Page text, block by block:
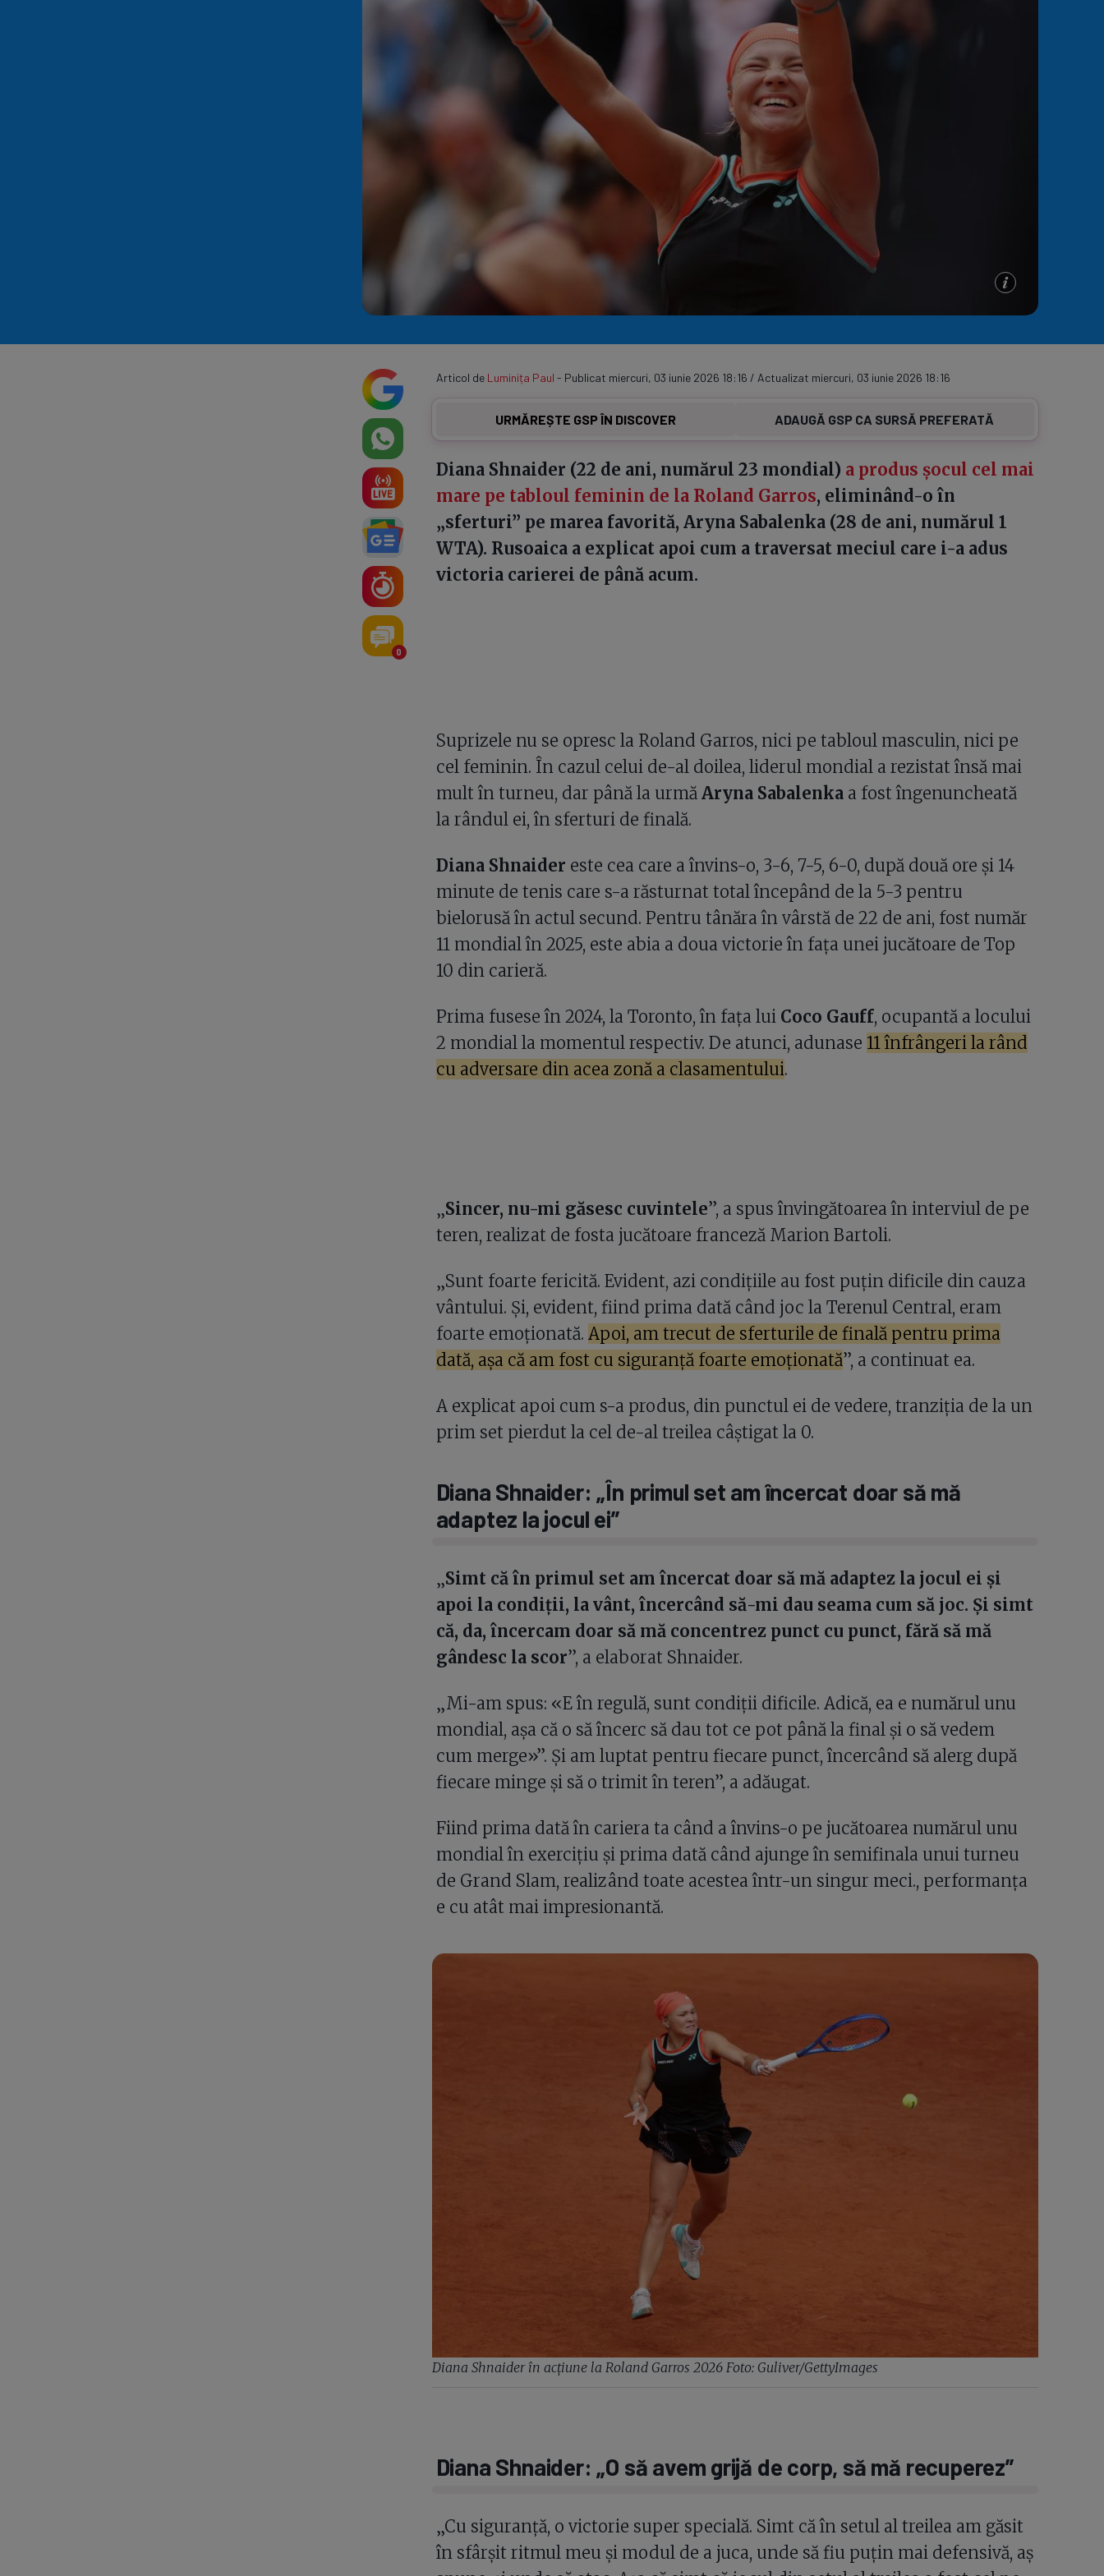
Serie A
Meciuri Clasament
Program TV
0
Articol de Luminița Paul - Publicat miercuri, 03 iunie 2026 18:16 / Actualizat miercuri, 03 iunie 2026 18:16
URMĂREȘTE GSP ÎN DISCOVER ADAUGĂ GSP CA SURSĂ PREFERATĂ
Diana Shnaider (22 de ani, numărul 23 mondial) a produs șocul cel mai
mare pe tabloul feminin de la Roland Garros, eliminând-o în
„sferturi” pe marea favorită, Aryna Sabalenka (28 de ani, numărul 1
WTA). Rusoaica a explicat apoi cum a traversat meciul care i-a adus
victoria carierei de până acum.
Suprizele nu se opresc la Roland Garros, nici pe tabloul masculin, nici pe
cel feminin. În cazul celui de-al doilea, liderul mondial a rezistat însă mai
mult în turneu, dar până la urmă Aryna Sabalenkaa fost îngenuncheată
la rândul ei, în sferturi de finală.
Diana Shnaider este cea care a învins-o, 3-6, 7-5, 6-0, după două ore și 14
minute de tenis care s-a răsturnat total începând de la 5-3 pentru
bielorusă în actul secund. Pentru tânăra în vârstă de 22 de ani, fost număr
11 mondial în 2025, este abia a doua victorie în fața unei jucătoare de Top
10 din carieră.
Prima fusese în 2024, la Toronto, în fața lui Coco Gauff, ocupantă a locului
2 mondial la momentul respectiv. De atunci, adunase 11 înfrângeri la rând
cu adversare din acea zonă a clasamentului.
„Sincer, nu-mi găsesc cuvintele”, a spus învingătoarea în interviul de pe
teren, realizat de fosta jucătoare franceză Marion Bartoli.
„Sunt foarte fericită. Evident, azi condițiile au fost puțin dificile din cauza
vântului. Și, evident, fiind prima dată când joc la Terenul Central, eram
foarte emoționată. Apoi, am trecut de sferturile de finală pentru prima
dată, așa că am fost cu siguranță foarte emoționată”, a continuat ea.
A explicat apoi cum s-a produs, din punctul ei de vedere, tranziția de la un
prim set pierdut la cel de-al treilea câștigat la 0.
Diana Shnaider: „În primul set am încercat doar să mă
adaptez la jocul ei”
„Simt că în primul set am încercat doar să mă adaptez la jocul ei și
apoi la condiții, la vânt, încercând să-mi dau seama cum să joc. Și simt
că, da, încercam doar să mă concentrez punct cu punct, fără să mă
gândesc la scor”, a elaborat Shnaider.
„Mi-am spus: «E în regulă, sunt condiții dificile. Adică, ea e numărul unu
mondial, așa că o să încerc să dau tot ce pot până la final și o să vedem
cum merge»”. Și am luptat pentru fiecare punct, încercând să alerg după
fiecare minge și să o trimit în teren”, a adăugat.
Fiind prima dată în cariera ta când a învins-o pe jucătoarea numărul unu
mondial în exercițiu și prima dată când ajunge în semifinala unui turneu
de Grand Slam, realizând toate acestea într-un singur meci., performanța
e cu atât mai impresionantă.
Diana Shnaider în acțiune la Roland Garros 2026 Foto: Guliver/GettyImages
Diana Shnaider: „O să avem grijă de corp, să mă recuperez”
„Cu siguranță, o victorie super specială. Simt că în setul al treilea am găsit
în sfârșit ritmul meu și modul de a juca, unde să fiu puțin mai defensivă, aș